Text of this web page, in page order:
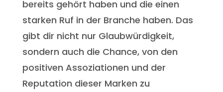
bereits gehört haben und die einen
starken Ruf in der Branche haben. Das
gibt dir nicht nur Glaubwürdigkeit,
sondern auch die Chance, von den
positiven Assoziationen und der
Reputation dieser Marken zu